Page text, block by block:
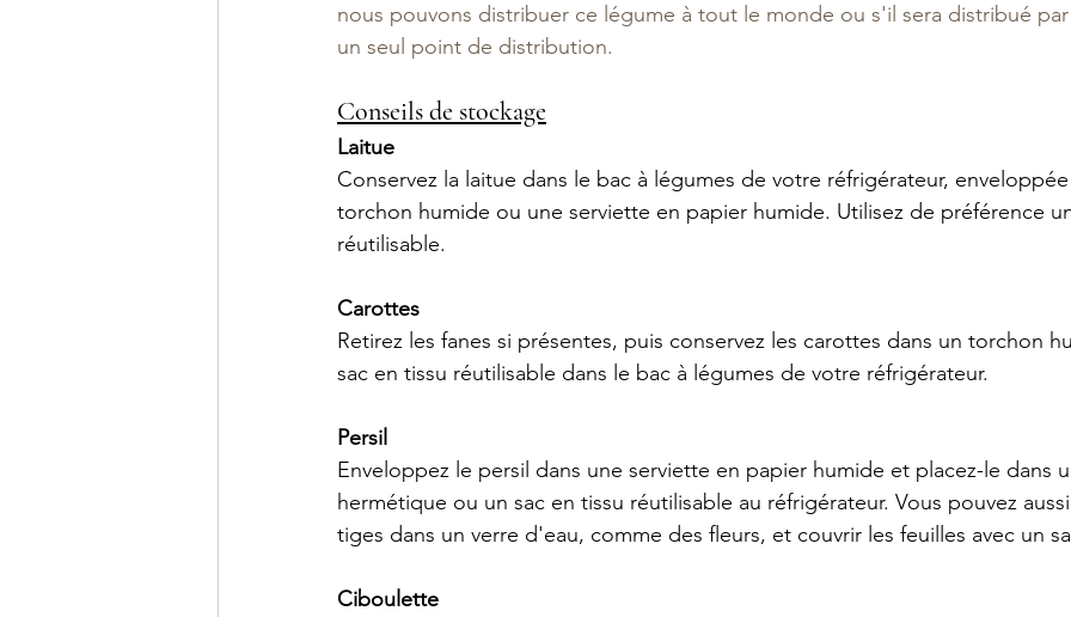
nous pouvons distribuer ce légume à tout le monde ou s'il sera distribué
un seul point de distribution.
Conseils de stockage
Laitue
Conservez la laitue dans le bac à légumes de votre réfrigérateur,
torchon humide ou une serviette en papier humide. Utilisez de préférence
réutilisable.
Carottes
Retirez les fanes si présentes, puis conservez les carottes dans un torchon
sac en tissu réutilisable dans le bac à légumes de votre réfrigérateur.
Persil
Enveloppez le persil dans une serviette en papier humide et placez-le dans
hermétique ou un sac en tissu réutilisable au réfrigérateur. Vous pouvez
tiges dans un verre d'eau, comme des fleurs, et couvrir les feuilles avec un
Ciboulette